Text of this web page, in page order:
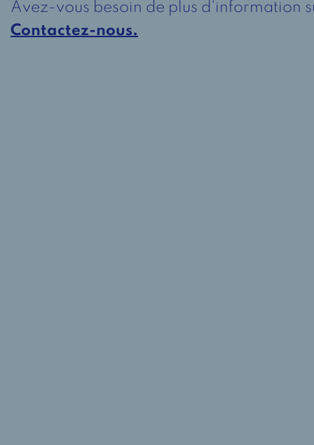
Avez-vous besoin de plus d'information
Contactez-nous.